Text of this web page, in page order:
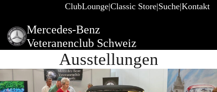
ClubLounge Classic Store Suche Kontakt
Mercedes-Benz
Veteranenclub Schweiz
Ausstellungen